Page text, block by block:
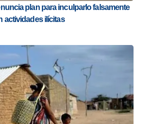
plan para inculparlo falsamente
actividades ilícitas